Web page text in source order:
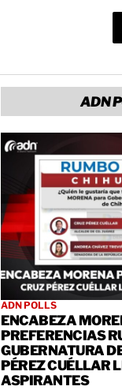
ADN
ADN POLLS
ENCABEZA
PREFERENCIAS
GUBERNATURA
PÉREZ CUÉLLAR
ASPIRANTES